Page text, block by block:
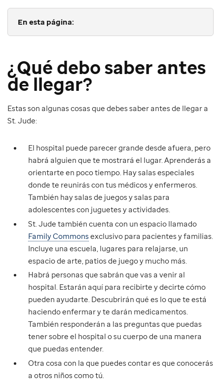
En esta página:
¿Qué debo saber antes
de llegar?
Estas son algunas cosas que debes saber antes de llegar a
St. Jude:
El hospital puede parecer grande desde afuera, pero
habrá alguien que te mostrará el lugar. Aprenderás a
orientarte en poco tiempo. Hay salas especiales
donde te reunirás con tus médicos y enfermeros.
También hay salas de juegos y salas para
adolescentes con juguetes y actividades.
St. Jude también cuenta con un espacio llamado
Family Commonsexclusivo para pacientes y familias.
Incluye una escuela, lugares para relajarse, un
espacio de arte, patios de juego y mucho más.
Habrá personas que sabrán que vas a venir al
hospital. Estarán aquí para recibirte y decirte cómo
pueden ayudarte. Descubrirán qué es lo que te está
haciendo enfermar y te darán medicamentos.
También responderán a las preguntas que puedas
tener sobre el hospital o su cuerpo de una manera
que puedas entender.
Otra cosa con la que puedes contar es que conocerás
a otros niños como tú.